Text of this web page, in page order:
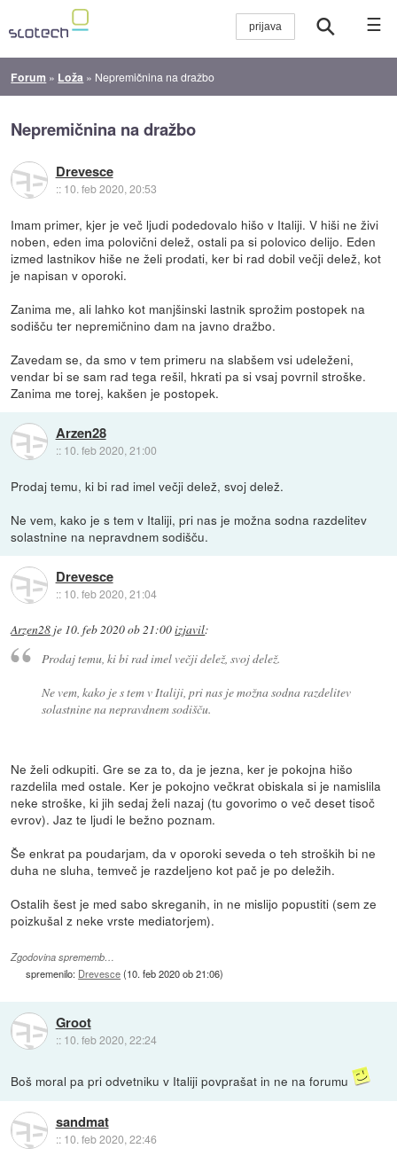
☰
Forum » Loža » Nepremičnina na dražbo
Nepremičnina na dražbo
Drevesce
:: 10. feb 2020, 20:53
Imam primer, kjer je več ljudi podedovalo hišo v Italiji. V hiši ne živi
noben, eden ima polovični delež, ostali pa si polovico delijo. Eden
izmed lastnikov hiše ne želi prodati, ker bi rad dobil večji delež, kot
je napisan v oporoki.
Zanima me, ali lahko kot manjšinski lastnik sprožim postopek na
sodišču ter nepremičnino dam na javno dražbo.
Zavedam se, da smo v tem primeru na slabšem vsi udeleženi,
vendar bi se sam rad tega rešil, hkrati pa si vsaj povrnil stroške.
Zanima me torej, kakšen je postopek.
Arzen28
:: 10. feb 2020, 21:00
Prodaj temu, ki bi rad imel večji delež, svoj delež.
Ne vem, kako je s tem v Italiji, pri nas je možna sodna razdelitev
solastnine na nepravdnem sodišču.
Drevesce
:: 10. feb 2020, 21:04
Arzen28 je 10. feb 2020 ob 21:00izjavil:
Prodaj temu, ki bi rad imel večji delež, svoj delež.
Ne vem, kako je s tem v Italiji, pri nas je možna sodna razdelitev
solastnine na nepravdnem sodišču.
Ne želi odkupiti. Gre se za to, da je jezna, ker je pokojna hišo
razdelila med ostale. Ker je pokojno večkrat obiskala si je namislila
neke stroške, ki jih sedaj želi nazaj (tu govorimo o več deset tisoč
evrov). Jaz te ljudi le bežno poznam.
Še enkrat pa poudarjam, da v oporoki seveda o teh stroških bi ne
duha ne sluha, temveč je razdeljeno kot pač je po deležih.
Ostalih šest je med sabo skreganih, in ne mislijo popustiti (sem ze
poizkušal z neke vrste mediatorjem).
Zgodovina sprememb…
spremenilo: Drevesce(10. feb 2020 ob 21:06)
Groot
:: 10. feb 2020, 22:24
Boš moral pa pri odvetniku v Italiji povprašat in ne na forumu
sandmat
:: 10. feb 2020, 22:46